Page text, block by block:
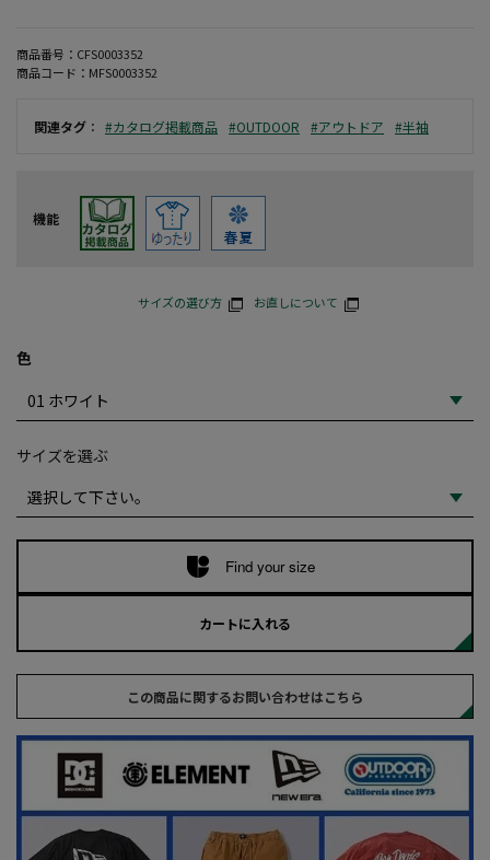
商品番号： CFS0003352
商品コード： MFS0003352
関連タグ ： #カタログ掲載商品 #OUTDOOR #アウトドア #半袖
機能
サイズの選び方 お直しについて
色
サイズを選ぶ
Find your size
カートに入れる
この商品に関するお問い合わせはこちら